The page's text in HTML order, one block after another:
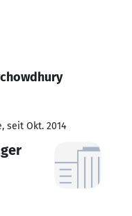
seit Okt. 2014